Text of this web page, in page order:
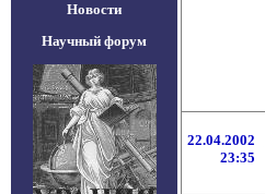
Новости
Научный форум
22.04.2002
23:35